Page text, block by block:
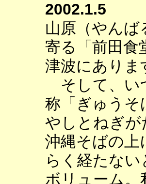
2002.1.5
山原（やんば
寄る「前田食
津波にありま
そして、い
称「ぎゅうそ
やしとねぎ
沖縄そばの上
らく経たな
ボリューム。